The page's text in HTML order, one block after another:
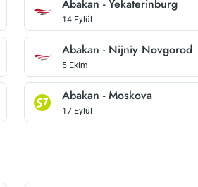
Abakan - Yekaterinburg
14 Eylül
Abakan - Nijniy Novgorod
5 Ekim
Abakan - Moskova
17 Eylül